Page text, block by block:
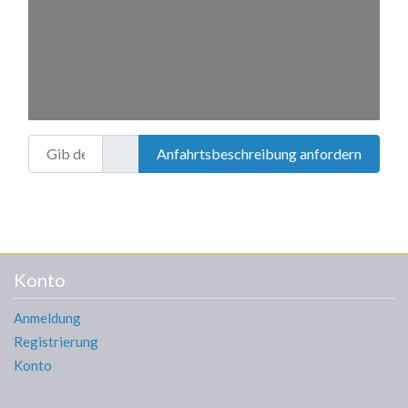
Gib deinen Standort ein.Anfahrtsbeschreibung anfordern
Konto
Anmeldung
Registrierung
Konto